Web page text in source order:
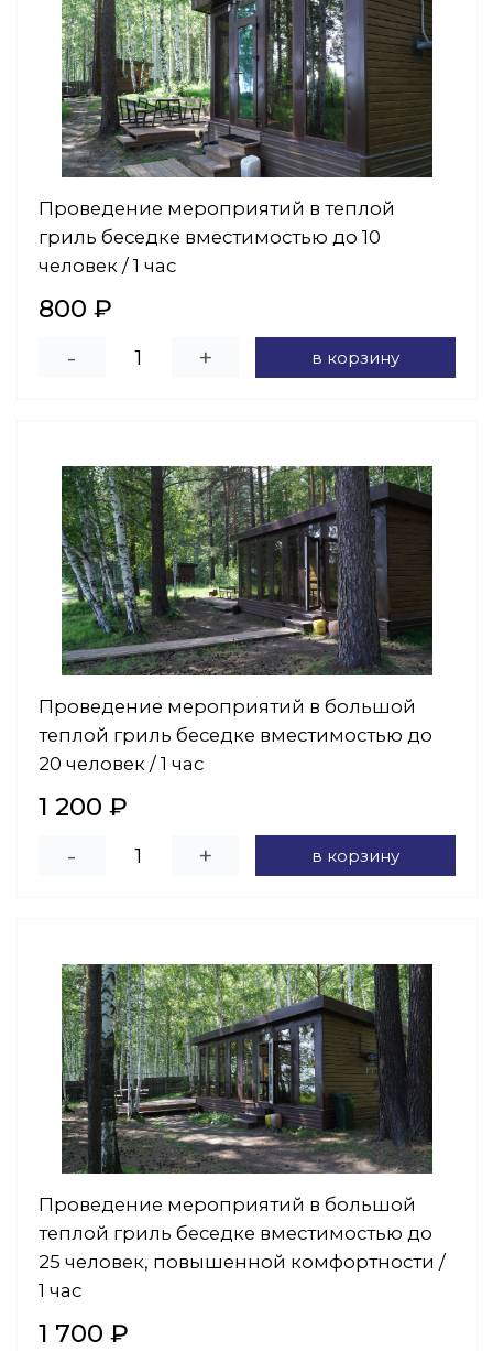
Проведение мероприятий в теплой
гриль беседке вместимостью до 10
человек / 1 час
800 ₽
-
+ в корзину
Проведение мероприятий в большой
теплой гриль беседке вместимостью до
20 человек / 1 час
1 200 ₽
-
+ в корзину
Проведение мероприятий в большой
теплой гриль беседке вместимостью до
25 человек, повышенной комфортности /
1 час
1 700 ₽